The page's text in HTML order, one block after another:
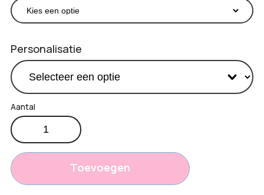
Personalisatie
Productprijs:
Totaal
opties:
Milo
sommeliersmes
aantal
Toevoegen